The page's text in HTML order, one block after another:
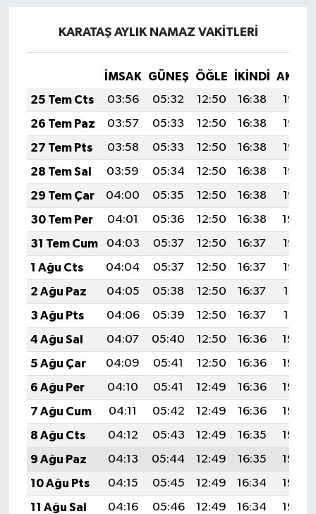
KARATAŞ AYLIK NAMAZ VAKITLERI
İMSAK GÜNEŞ ÖĞLE İKINDI
25 Tem Cts
03:56 05:32 12:50 16:38
19:58
26 Tem Paz
03:57 05:33 12:50 16:38
19:57
27 Tem Pts
03:58 05:33 12:50 16:38
19:57
28 Tem Sal
03:59 05:34 12:50 16:38
19:56
29 Tem Çar
04:00 05:35 12:50 16:38
19:55
30 Tem Per
04:01 05:36 12:50 16:38
19:54
31 Tem Cum
04:03 05:37 12:50 16:37
19:53
1 Ağu Cts
04:04 05:37 12:50 16:37
19:52
2 Ağu Paz
04:05 05:38 12:50 16:37
19:51
3 Ağu Pts
04:06 05:39 12:50 16:37
19:51
4 Ağu Sal
04:07 05:40 12:50 16:36
19:50
5 Ağu Çar
04:09 05:41 12:50 16:36
19:49
6 Ağu Per
04:10 05:41 12:49 16:36
19:48
7 Ağu Cum
04:11 05:42 12:49 16:36
19:46
8 Ağu Cts
04:12 05:43 12:49 16:35
19:45
9 Ağu Paz
04:13 05:44 12:49 16:35
19:44
10 Ağu Pts
04:15 05:45 12:49 16:34
19:43
11 Ağu Sal
04:16 05:46 12:49 16:34
19:42